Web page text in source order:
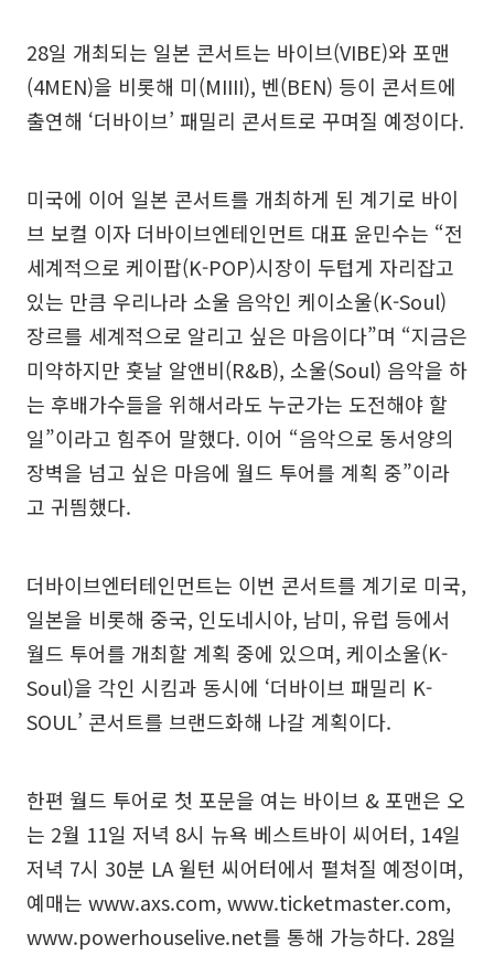
28일 개최되는 일본 콘서트는 바이브(VIBE)와 포맨
(4MEN)을 비롯해 미(MIIII), 벤(BEN) 등이 콘서트에
출연해 ‘더바이브’ 패밀리 콘서트로 꾸며질 예정이다.
미국에 이어 일본 콘서트를 개최하게 된 계기로 바이
브 보컬 이자 더바이브엔테인먼트 대표 윤민수는 “전
세계적으로 케이팝(K-POP)시장이 두텁게 자리잡고
있는 만큼 우리나라 소울 음악인 케이소울(K-Soul)
장르를 세계적으로 알리고 싶은 마음이다”며 “지금은
미약하지만 훗날 알앤비(R&B), 소울(Soul) 음악을 하
는 후배가수들을 위해서라도 누군가는 도전해야 할
일”이라고 힘주어 말했다. 이어 “음악으로 동서양의
장벽을 넘고 싶은 마음에 월드 투어를 계획 중”이라
고 귀띔했다.
더바이브엔터테인먼트는 이번 콘서트를 계기로 미국,
일본을 비롯해 중국, 인도네시아, 남미, 유럽 등에서
월드 투어를 개최할 계획 중에 있으며, 케이소울(K-
Soul)을 각인 시킴과 동시에 ‘더바이브 패밀리 K-
SOUL’ 콘서트를 브랜드화해 나갈 계획이다.
한편 월드 투어로 첫 포문을 여는 바이브 & 포맨은 오
는 2월 11일 저녁 8시 뉴욕 베스트바이 씨어터, 14일
저녁 7시 30분 LA 윌턴 씨어터에서 펼쳐질 예정이며,
예매는 www.axs.com, www.ticketmaster.com,
www.powerhouselive.net를 통해 가능하다. 28일